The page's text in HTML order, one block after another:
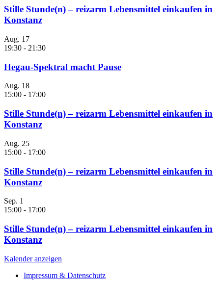
Stille Stunde(n) – reizarm Lebensmittel einkaufen in
Konstanz
Aug. 17
19:30 - 21:30
Hegau-Spektral macht Pause
Aug. 18
15:00 - 17:00
Stille Stunde(n) – reizarm Lebensmittel einkaufen in
Konstanz
Aug. 25
15:00 - 17:00
Stille Stunde(n) – reizarm Lebensmittel einkaufen in
Konstanz
Sep. 1
15:00 - 17:00
Stille Stunde(n) – reizarm Lebensmittel einkaufen in
Konstanz
Kalender anzeigen
Impressum & Datenschutz